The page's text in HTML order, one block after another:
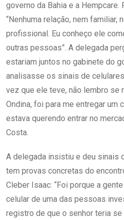
governo da Bahia e a Hempcare.
“Nenhuma relação, nem familiar,
profissional. Eu conheço ele
outras pessoas”. A delegada
estariam juntos no gabinete do
analisasse os sinais de
vez que ele teve, não lembro se
Ondina, foi para me entregar um
estava querendo entrar no
Costa.
A delegada insistiu e deu sinais
tem provas concretas do
Cleber Isaac: “Foi porque a
celular de uma das pessoas
registro de que o senhor teria se